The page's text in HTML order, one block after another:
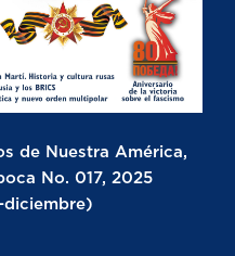
de Nuestra América,
No. 017, 2025